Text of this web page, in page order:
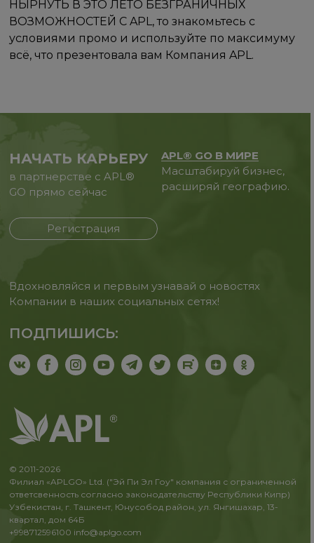
НЫРНУТЬ В ЭТО ЛЕТО БЕЗГРАНИЧНЫХ
ВОЗМОЖНОСТЕЙ С APL, то знакомьтесь с
условиями промо и используйте по максимуму
всё, что презентовала вам Компания APL.
НАЧАТЬ КАРЬЕРУ
в партнерстве с APL®
GO прямо сейчас
Регистрация
APL® GO В МИРЕ
Масштабируй бизнес,
расширяй географию.
Вдохновляйся и первым узнавай о новостях
Компании в наших социальных сетях!
ПОДПИШИСЬ:
© 2011-2026
Филиал «APLGO» Ltd. ("Эй Пи Эл Гоу" компания с ограниченной
ответсвенность согласно законодательству Республики Кипр)
Узбекистан, г. Ташкент, Юнусобод район, ул. Янгишахар, 13-
квартал, дом 64Б
+998712596100 info@aplgo.com